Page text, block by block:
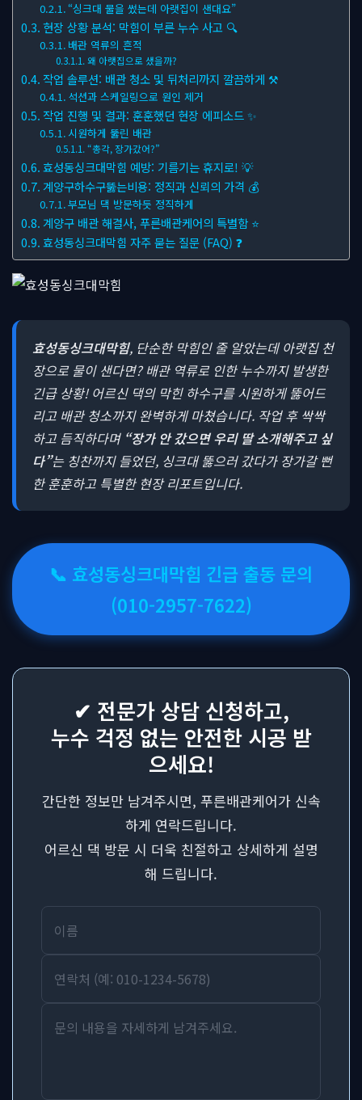
“싱크대 물을 썼는데 아랫집이 샌대요”
현장 상황 분석: 막힘이 부른 누수 사고 🔍
배관 역류의 흔적
왜 아랫집으로 샜을까?
작업 솔루션: 배관 청소 및 뒤처리까지 깔끔하게 ⚒
석션과 스케일링으로 원인 제거
작업 진행 및 결과: 훈훈했던 현장 에피소드 ✨
시원하게 뚫린 배관
“총각, 장가갔어?”
효성동싱크대막힘 예방: 기름기는 휴지로! 💡
계양구하수구뚫는비용: 정직과 신뢰의 가격 💰
부모님 댁 방문하듯 정직하게
계양구 배관 해결사, 푸른배관케어의 특별함 ⭐
효성동싱크대막힘 자주 묻는 질문 (FAQ) ❓
효성동싱크대막힘, 단순한 막힘인 줄 알았는데 아랫집 천
장으로 물이 샌다면? 배관 역류로 인한 누수까지 발생한
긴급 상황! 어르신 댁의 막힌 하수구를 시원하게 뚫어드
리고 배관 청소까지 완벽하게 마쳤습니다. 작업 후 싹싹
하고 듬직하다며 “장가 안 갔으면 우리 딸 소개해주고 싶
다”는 칭찬까지 들었던, 싱크대 뚫으러 갔다가 장가갈 뻔
한 훈훈하고 특별한 현장 리포트입니다.
📞 효성동싱크대막힘 긴급 출동 문의
(010-2957-7622)
✔ 전문가 상담 신청하고,
누수 걱정 없는 안전한 시공 받
으세요!
간단한 정보만 남겨주시면, 푸른배관케어가 신속
하게 연락드립니다.
어르신 댁 방문 시 더욱 친절하고 상세하게 설명
해 드립니다.